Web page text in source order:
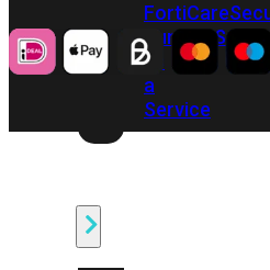
FortiCare
BundelsSOC
as
a
Service